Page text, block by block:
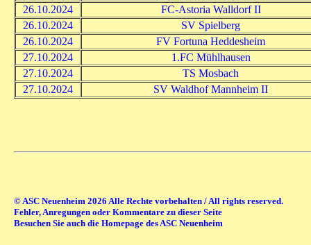
26.10.2024
FC-Astoria Walldorf II
26.10.2024
SV Spielberg
26.10.2024
FV Fortuna Heddesheim
27.10.2024
1.FC Mühlhausen
27.10.2024
TS Mosbach
27.10.2024
SV Waldhof Mannheim II
© ASC Neuenheim 2026 Alle Rechte vorbehalten / All rights reserved.
Fehler, Anregungen oder Kommentare zu dieser Seite
Besuchen Sie auch die Homepage des ASC Neuenheim